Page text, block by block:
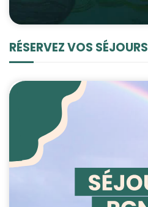
RÉSERVEZ VOS SÉJOURS